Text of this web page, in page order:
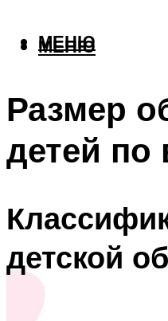
МЕНЮ
МЕНЮ
Размер
детей по
детской